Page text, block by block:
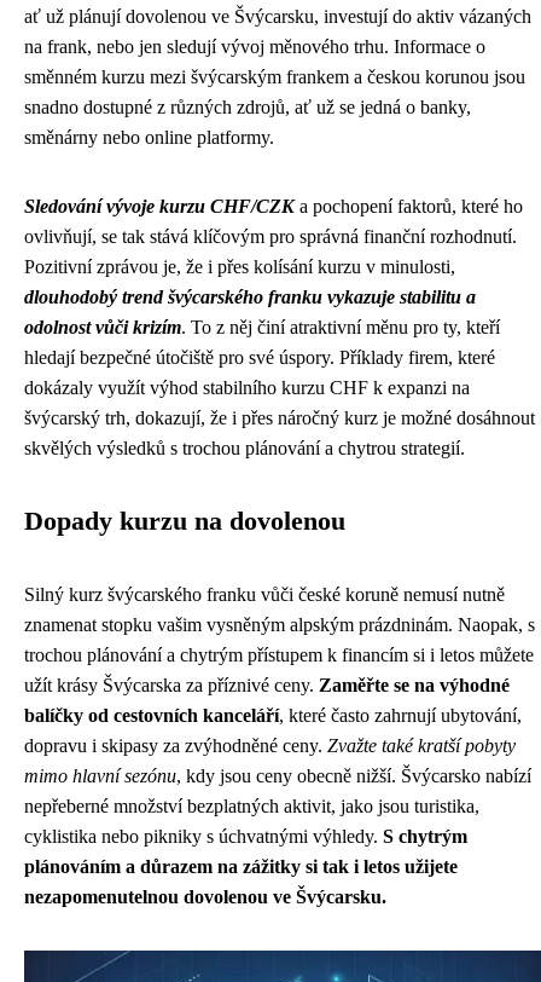
ať už plánují dovolenou ve Švýcarsku, investují do aktiv vázaných
na frank, nebo jen sledují vývoj měnového trhu. Informace o
směnném kurzu mezi švýcarským frankem a českou korunou jsou
snadno dostupné z různých zdrojů, ať už se jedná o banky,
směnárny nebo online platformy.
Sledování vývoje kurzu CHF/CZKa pochopení faktorů, které ho
ovlivňují, se tak stává klíčovým pro správná finanční rozhodnutí.
Pozitivní zprávou je, že i přes kolísání kurzu v minulosti,
dlouhodobý trend švýcarského franku vykazuje stabilitu a
odolnost vůči krizím. To z něj činí atraktivní měnu pro ty, kteří
hledají bezpečné útočiště pro své úspory. Příklady firem, které
dokázaly využít výhod stabilního kurzu CHF k expanzi na
švýcarský trh, dokazují, že i přes náročný kurz je možné dosáhnout
skvělých výsledků s trochou plánování a chytrou strategií.
Dopady kurzu na dovolenou
Silný kurz švýcarského franku vůči české koruně nemusí nutně
znamenat stopku vašim vysněným alpským prázdninám. Naopak, s
trochou plánování a chytrým přístupem k financím si i letos můžete
užít krásy Švýcarska za příznivé ceny. Zaměřte se na výhodné
balíčky od cestovních kanceláří, které často zahrnují ubytování,
dopravu i skipasy za zvýhodněné ceny. Zvažte také kratší pobyty
mimo hlavní sezónu, kdy jsou ceny obecně nižší. Švýcarsko nabízí
nepřeberné množství bezplatných aktivit, jako jsou turistika,
cyklistika nebo pikniky s úchvatnými výhledy. S chytrým
plánováním a důrazem na zážitky si tak i letos užijete
nezapomenutelnou dovolenou ve Švýcarsku.